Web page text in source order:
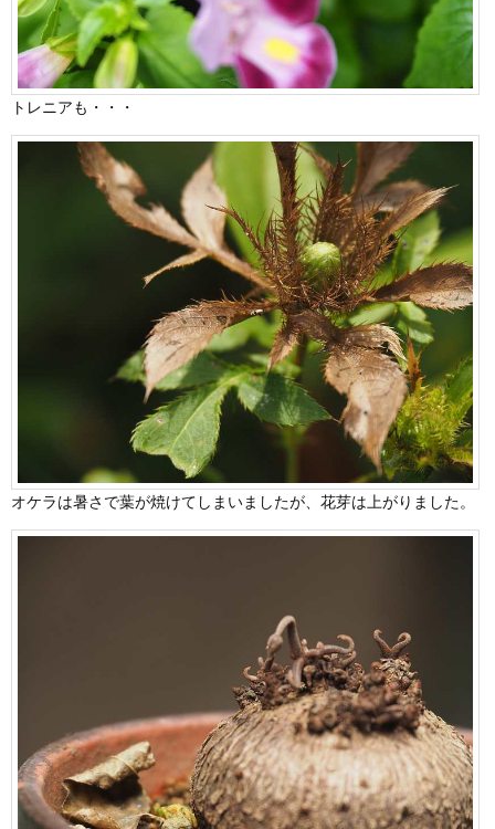
トレニアも・・・
オケラは暑さで葉が焼けてしまいましたが、花芽は上がりました。